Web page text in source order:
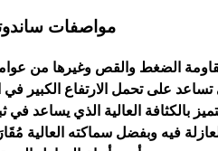
مواصفات
الضغط والقص وغيرها من
تساعد على تحمل الارتفاع
بالكثافة العالية الذي يساعد
فيه وبفضل سماكته العالية